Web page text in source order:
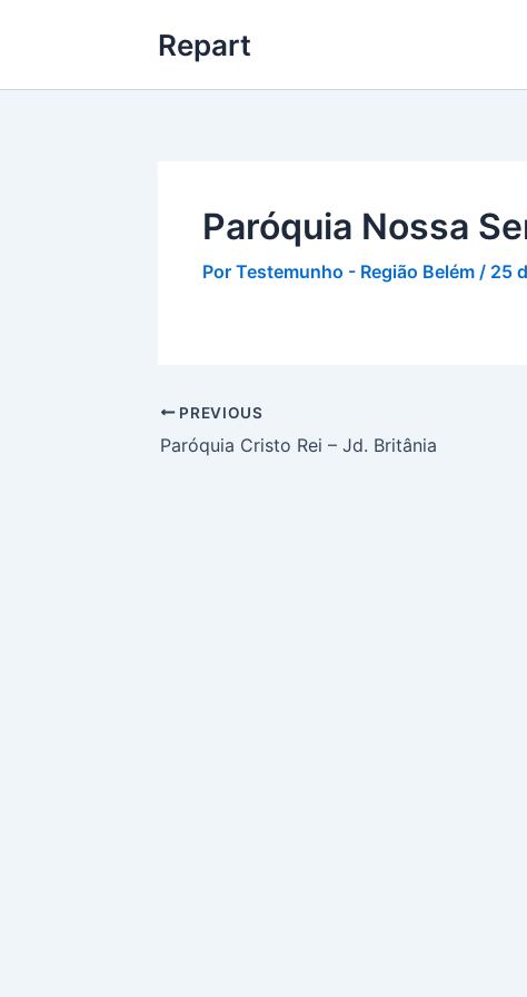
Repart
Paróquia Nossa
Por Testemunho - Região Belém / 25
PREVIOUS
Paróquia Cristo Rei – Jd. Britânia